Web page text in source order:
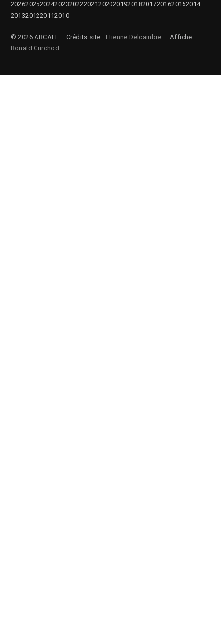
2026202520242023202220212020201920182017201620152014
2013201220112010
© 2026 ARCALT – Crédits site : Etienne Delcambre – Affiche :
Ronald Curchod